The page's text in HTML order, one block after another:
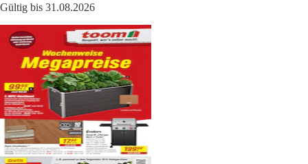
Gültig bis 31.08.2026